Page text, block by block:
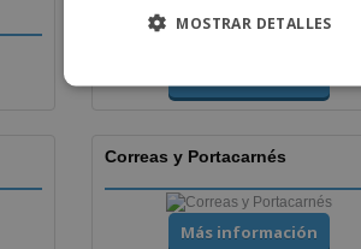
Correas y Portacarnés
Más información
MOSTRAR DETALLES